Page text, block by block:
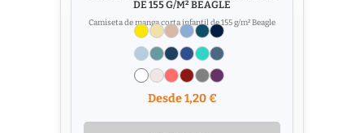
DE 155 G/M² BEAGLE
Camiseta de manga corta infantil de 155 g/m² Beagle
Desde 1,20 €